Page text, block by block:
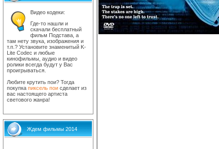
Видео кодеки:
Где-то нашли и
скачали бесплатный
фильм Подстава, а
там нету звука, изображения и
т.п.? Установите знаменитый K-
Lite Codec и любые
кинофильмы, аудио и видео
ролики всегда будут у Вас
проигрываться.
Любите крутить пои? Тогда
покупка пиксель пои сделает из
вас настоящего артиста
светового жанра!
Ждем фильмы 2014